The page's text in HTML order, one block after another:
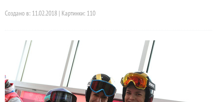
Создано в: 11.02.2018 | Картинки: 110